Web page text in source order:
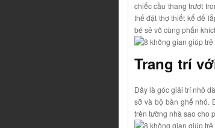
chiếc cầu thang trượt
thể đặt thợ thiết kế để
bé sẽ vô cùng phấn
Trang trí
Đây là góc giải trí nhỏ
sỡ và bộ bàn ghế nhỏ.
trên tường nhà sao cho